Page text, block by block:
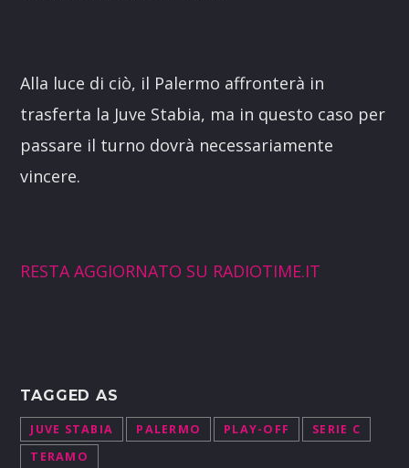
Alla luce di ciò, il Palermo affronterà in
trasferta la Juve Stabia, ma in questo caso per
passare il turno dovrà necessariamente
vincere.
RESTA AGGIORNATO SU RADIOTIME.IT
TAGGED AS
JUVE STABIA PALERMO PLAY-OFF
SERIE C
TERAMO